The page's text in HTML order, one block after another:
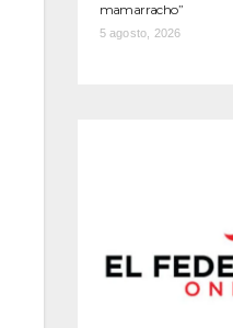
mamarracho”
5 agosto, 2026